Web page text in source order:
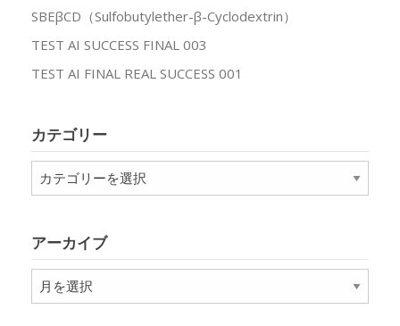
SBEβCD（Sulfobutylether-β-Cyclodextrin）
TEST AI SUCCESS FINAL 003
TEST AI FINAL REAL SUCCESS 001
カテゴリー
テ
ー
アーカイブ
ア
ー